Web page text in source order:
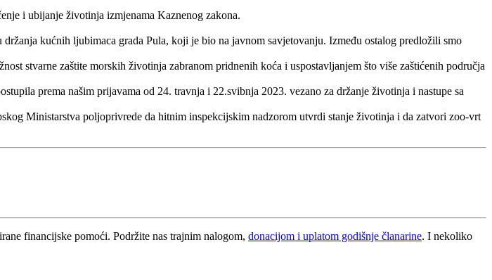
i ubijanje životinja izmjenama Kaznenog zakona.
kućnih ljubimaca grada Pula, koji je bio na javnom savjetovanju. Između ostalog predložili smo
stvarne zaštite morskih životinja zabranom pridnenih koća i uspostavljanjem što više zaštićenih područja
prema našim prijavama od 24. travnja i 22.svibnja 2023. vezano za držanje životinja i nastupe sa
Ministarstva poljoprivrede da hitnim inspekcijskim nadzorom utvrdi stanje životinja i da zatvori zoo-vrt
financijske pomoći. Podržite nas trajnim nalogom, donacijom i uplatom godišnje članarine. I nekoliko